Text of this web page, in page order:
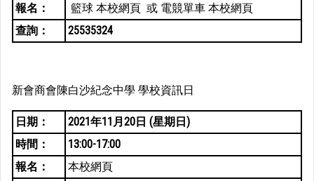
報名：
籃球 本校網頁 或 電競單車 本校網頁
查詢：
25535324
新會商會陳白沙紀念中學 學校資訊日
日期：
2021年11月20日 (星期日)
時間：
13:00-17:00
報名：
本校網頁